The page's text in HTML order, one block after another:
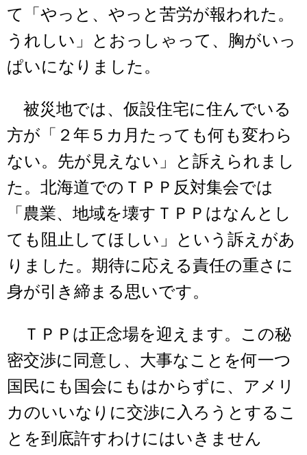
て「やっと、やっと苦労が報われた。
うれしい」とおっしゃって、胸がいっ
ぱいになりました。
被災地では、仮設住宅に住んでいる
方が「２年５カ月たっても何も変わら
ない。先が見えない」と訴えられまし
た。北海道でのＴＰＰ反対集会では
「農業、地域を壊すＴＰＰはなんとし
ても阻止してほしい」という訴えがあ
りました。期待に応える責任の重さに
身が引き締まる思いです。
ＴＰＰは正念場を迎えます。この秘
密交渉に同意し、大事なことを何一つ
国民にも国会にもはからずに、アメリ
カのいいなりに交渉に入ろうとするこ
とを到底許すわけにはいきません